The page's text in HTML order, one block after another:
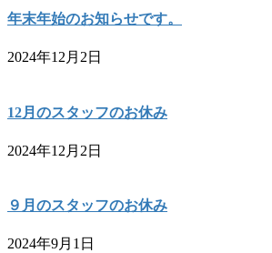
年末年始のお知らせです。
2024年12月2日
12月のスタッフのお休み
2024年12月2日
９月のスタッフのお休み
2024年9月1日